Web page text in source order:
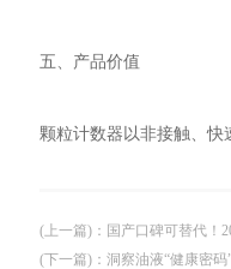
五、产品价值
颗粒计数器以非接触、快
(上一篇) ： 国产口碑可替代！
(下一篇) ： 洞察油液“健康密